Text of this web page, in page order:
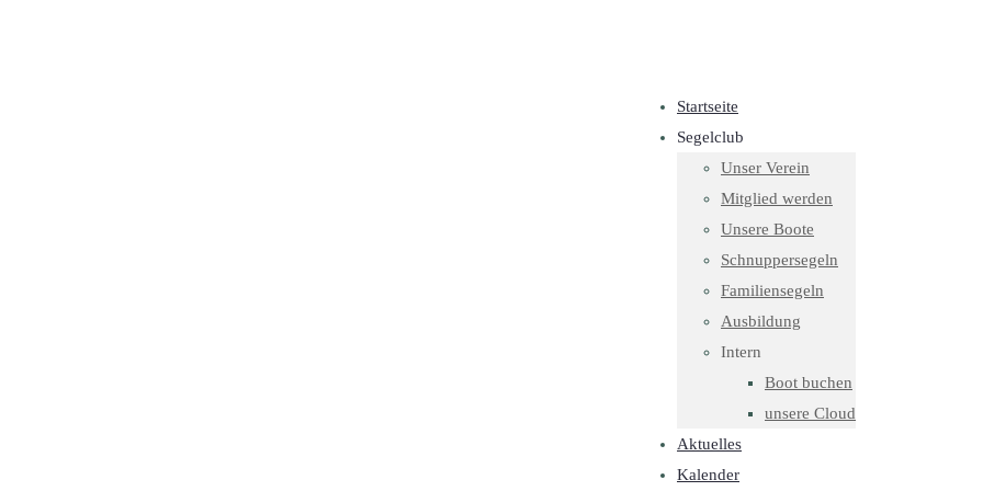
Startseite
Segelclub
Unser Verein
Mitglied werden
Unsere Boote
Schnuppersegeln
Familiensegeln
Ausbildung
Intern
Boot buchen
unsere Cloud
Aktuelles
Kalender